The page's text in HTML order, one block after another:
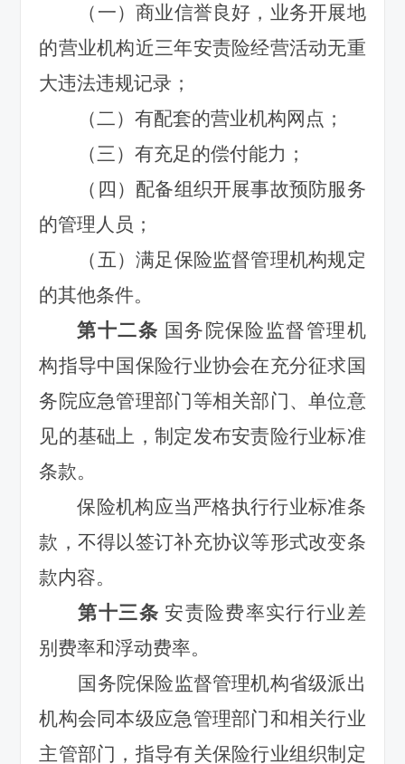
（一）商业信誉良好，业务开展地
的营业机构近三年安责险经营活动无重
大违法违规记录；
（二）有配套的营业机构网点；
（三）有充足的偿付能力；
（四）配备组织开展事故预防服务
的管理人员；
（五）满足保险监督管理机构规定
的其他条件。
第十二条 国务 院保险监督管理机
构指导中国保险行业协会在充分征求国
务院应急管理部门等相关部门、单位意
见的基础上，制定发布安责险行业标准
条款。
保险机构应当严格执行行业标准条
款，不得以签订补充协议等形式改变条
款内容。
第十三条 安责险费率实行行业差
别费率和浮动费率。
国务院保险监督管理机构省级派出
机构会同本级应急管理部门和相关行业
主管部门，指导有关保险行业组织制定